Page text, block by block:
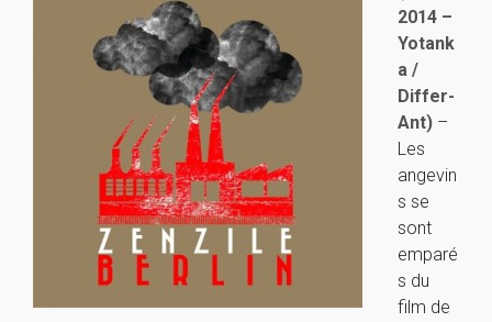
2014 –
Yotank
a /
Differ-
Ant) –
Les
angevin
s se
sont
emparé
s du
film de